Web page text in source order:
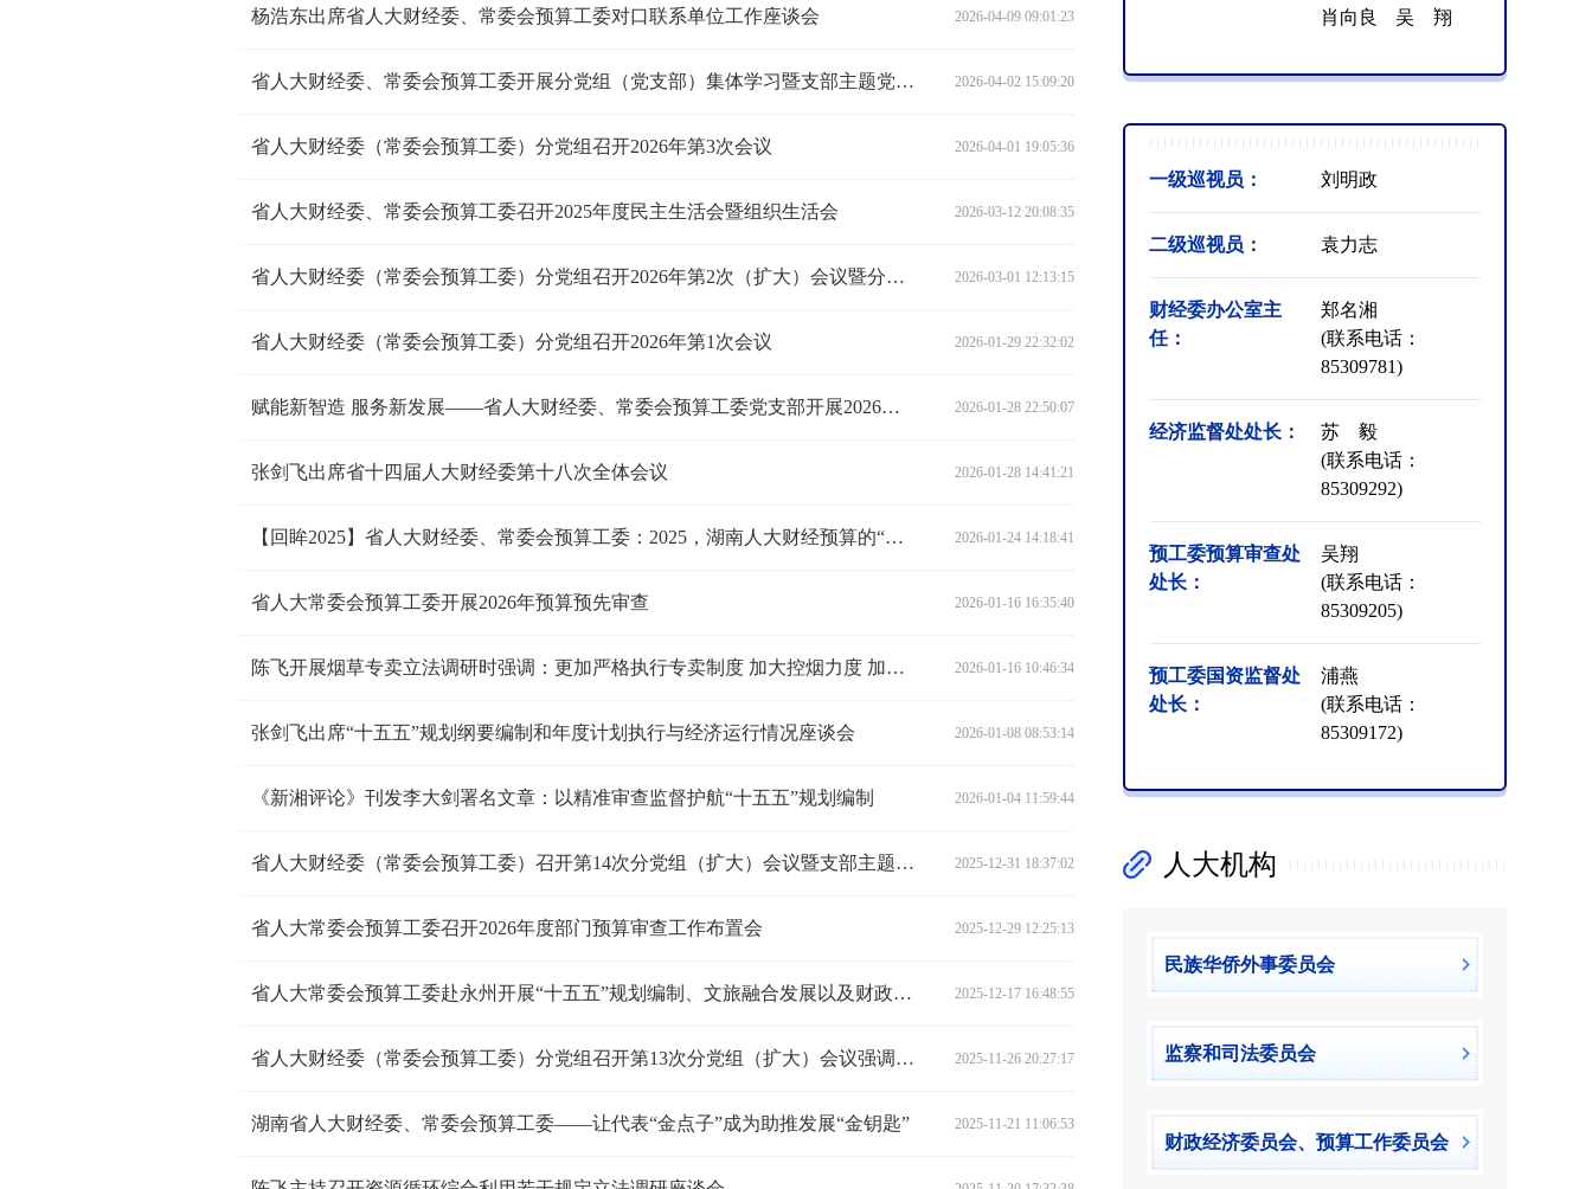
杨浩东出席省人大财经委、常委会预算工委对口联系单位工作座谈会 2026-04-09 09:01:23
省人大财经委、常委会预算工委开展分党组（党支部）集体学习暨支部主题党日活动 2026-04-02 15:09:20
省人大财经委（常委会预算工委）分党组召开2026年第3次会议 2026-04-01 19:05:36
省人大财经委、常委会预算工委召开2025年度民主生活会暨组织生活会 2026-03-12 20:08:35
省人大财经委（常委会预算工委）分党组召开2026年第2次（扩大）会议暨分党组、党支部集体学习 2026-03-01 12:13:15
省人大财经委（常委会预算工委）分党组召开2026年第1次会议 2026-01-29 22:32:02
赋能新智造 服务新发展——省人大财经委、常委会预算工委党支部开展2026年1月主题党日活动 2026-01-28 22:50:07
张剑飞出席省十四届人大财经委第十八次全体会议 2026-01-28 14:41:21
【回眸2025】省人大财经委、常委会预算工委：2025，湖南人大财经预算的“硬核”答卷 2026-01-24 14:18:41
省人大常委会预算工委开展2026年预算预先审查 2026-01-16 16:35:40
陈飞开展烟草专卖立法调研时强调：更加严格执行专卖制度 加大控烟力度 加强未成年人保护 推动湖南“两烟”高质量发展 2026-01-16 10:46:34
张剑飞出席“十五五”规划纲要编制和年度计划执行与经济运行情况座谈会 2026-01-08 08:53:14
《新湘评论》刊发李大剑署名文章：以精准审查监督护航“十五五”规划编制 2026-01-04 11:59:44
省人大财经委（常委会预算工委）召开第14次分党组（扩大）会议暨支部主题党日活动 2025-12-31 18:37:02
省人大常委会预算工委召开2026年度部门预算审查工作布置会 2025-12-29 12:25:13
省人大常委会预算工委赴永州开展“十五五”规划编制、文旅融合发展以及财政运行情况调研 2025-12-17 16:48:55
省人大财经委（常委会预算工委）分党组召开第13次分党组（扩大）会议强调：以高质量立法、高效能监督推动全省经济高质量发展 2025-11-26 20:27:17
湖南省人大财经委、常委会预算工委——让代表“金点子”成为助推发展“金钥匙” 2025-11-21 11:06:53
肖向良
吴 翔
一级巡视员： 刘明政
二级巡视员： 袁力志
财经委办公室主
任：
郑名湘
(联系电话：
85309781)
经济监督处处长：
苏 毅
(联系电话：
85309292)
预工委预算审查处
处长：
吴翔
(联系电话：
85309205)
预工委国资监督处
处长：
浦燕
(联系电话：
85309172)
人大机构
民族华侨外事委员会
监察和司法委员会
财政经济委员会、预算工作委员会